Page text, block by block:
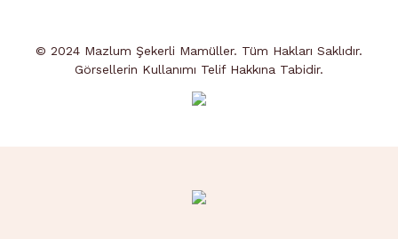
© 2024 Mazlum Şekerli Mamüller. Tüm Hakları Saklıdır.
Görsellerin Kullanımı Telif Hakkına Tabidir.